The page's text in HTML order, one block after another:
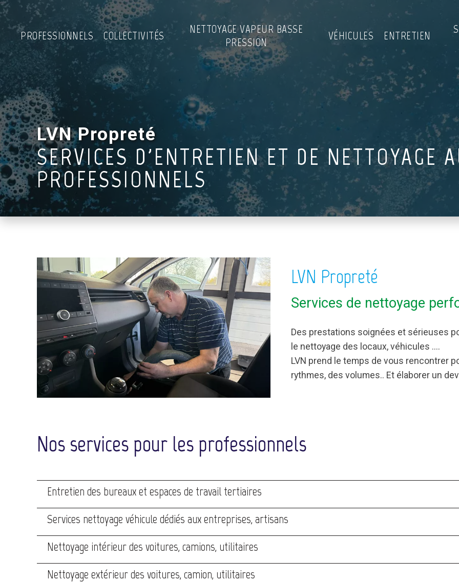
PROFESSIONNELS COLLECTIVITÉS
NETTOYAGE VAPEUR BASSE
PRESSION
VÉHICULES ENTRETIEN
LVN Propreté
SERVICES D'ENTRETIEN ET DE NETTOYAGE
PROFESSIONNELS
LVN Propreté
Services de nettoyage
Des prestations soignées et sérieuses
le nettoyage des locaux, véhicules ....
LVN prend le temps de vous rencontrer
rythmes, des volumes.. Et élaborer un
Nos services pour les professionnels
Entretien des bureaux et espaces de travail tertiaires
Services nettoyage véhicule dédiés aux entreprises, artisans
Nettoyage intérieur des voitures, camions, utilitaires
Nettoyage extérieur des voitures, camion, utilitaires